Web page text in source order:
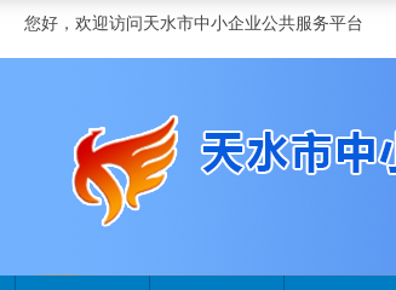
您好，欢迎访问天水市中小企业公共服务平台